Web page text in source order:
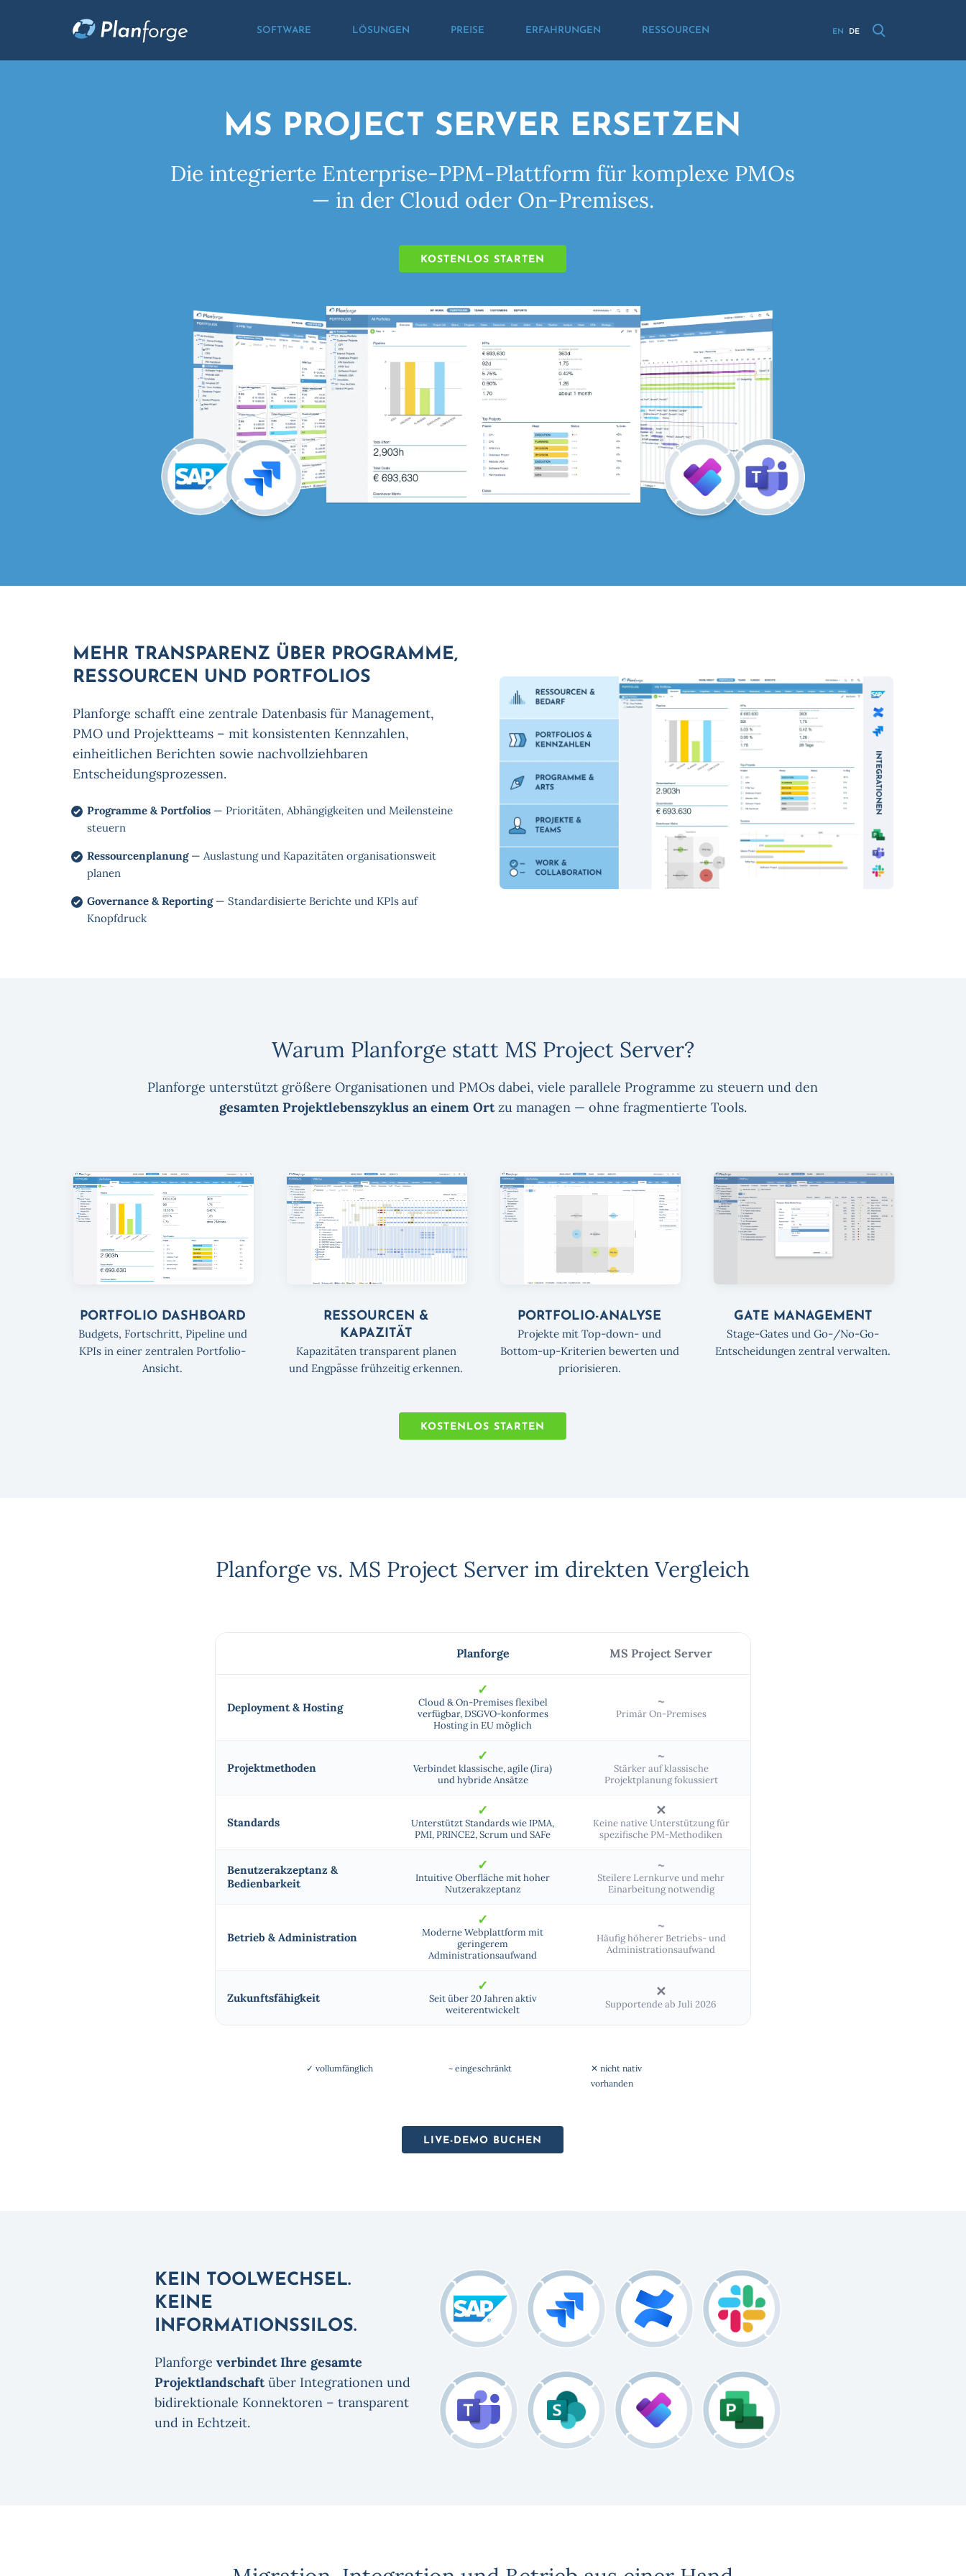
SOFTWARE LÖSUNGEN PREISE ERFAHRUNGEN RESSOURCEN EN DE
MS PROJECT SERVER ERSETZEN
Die integrierte Enterprise-PPM-Plattform für komplexe PMOs
— in der Cloud oder On-Premises.
KOSTENLOS STARTEN
MEHR TRANSPARENZ ÜBER PROGRAMME,
RESSOURCEN UND PORTFOLIOS
Planforge schafft eine zentrale Datenbasis für Management,
PMO und Projektteams – mit konsistenten Kennzahlen,
einheitlichen Berichten sowie nachvollziehbaren
Entscheidungsprozessen.
Programme & Portfolios— Prioritäten, Abhängigkeiten und Meilensteine
steuern
Ressourcenplanung— Auslastung und Kapazitäten organisationsweit
planen
Governance & Reporting— Standardisierte Berichte und KPIs auf
Knopfdruck
Warum Planforge statt MS Project Server?
Planforge unterstützt größere Organisationen und PMOs dabei, viele parallele Programme zu steuern und den
gesamten Projektlebenszyklus an einem Ortzu managen — ohne fragmentierte Tools.
PORTFOLIO DASHBOARD
Budgets, Fortschritt, Pipeline und
KPIs in einer zentralen Portfolio-
Ansicht.
RESSOURCEN &
KAPAZITÄT
Kapazitäten transparent planen
und Engpässe frühzeitig erkennen.
PORTFOLIO-ANALYSE
Projekte mit Top-down- und
Bottom-up-Kriterien bewerten und
priorisieren.
GATE MANAGEMENT
Stage-Gates und Go-/No-Go-
Entscheidungen zentral verwalten.
KOSTENLOS STARTEN
Planforge vs. MS Project Server im direkten Vergleich
Planforge MS Project Server
Deployment & Hosting
✓
Cloud & On-Premises flexibel
verfügbar, DSGVO-konformes
Hosting in EU möglich
~
Primär On-Premises
Projektmethoden
✓
Verbindet klassische, agile (Jira)
und hybride Ansätze
~
Stärker auf klassische
Projektplanung fokussiert
Standards
✓
Unterstützt Standards wie IPMA,
PMI, PRINCE2, Scrum und SAFe
✕
Keine native Unterstützung für
spezifische PM-Methodiken
Benutzerakzeptanz &
Bedienbarkeit
✓
Intuitive Oberfläche mit hoher
Nutzerakzeptanz
~
Steilere Lernkurve und mehr
Einarbeitung notwendig
Betrieb & Administration
✓
Moderne Webplattform mit
geringerem
Administrationsaufwand
~
Häufig höherer Betriebs- und
Administrationsaufwand
Zukunfts­fähigkeit
✓
Seit über 20 Jahren aktiv
weiterentwickelt
✕
Supportende ab Juli 2026
✓ vollumfänglich ~ eingeschränkt
✕ nicht nativ
vorhanden
LIVE-DEMO BUCHEN
KEIN TOOLWECHSEL.
KEINE
INFORMATIONSSILOS.
Planforgeverbindet Ihre gesamte
Projektlandschaftüber Integrationen und
bidirektionale Konnektoren – transparent
und in Echtzeit.